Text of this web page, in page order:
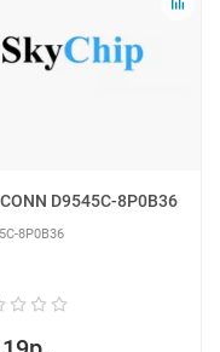
D9545C-8P0B36
8P0B36